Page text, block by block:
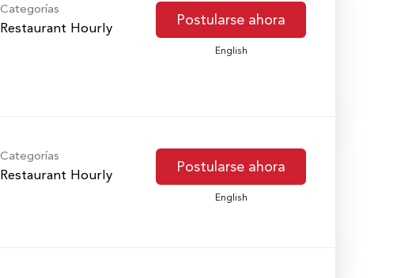
Categorías
Restaurant Hourly Postularse ahora
English
Categorías
Restaurant Hourly Postularse ahora
English